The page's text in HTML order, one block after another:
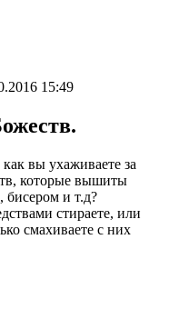
15:49
вы ухаживаете за
которые вышиты
бисером и т.д?
стираете, или
смахиваете с них